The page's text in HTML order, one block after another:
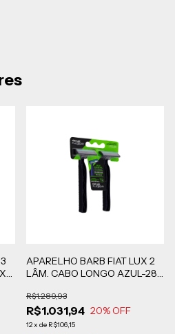
APARELHO BARB FIAT LUX 2
LÂM. CABO LONGO AZUL-288
R$1.031,94
R$1.289,93
20% OFF
12x de R$106,15